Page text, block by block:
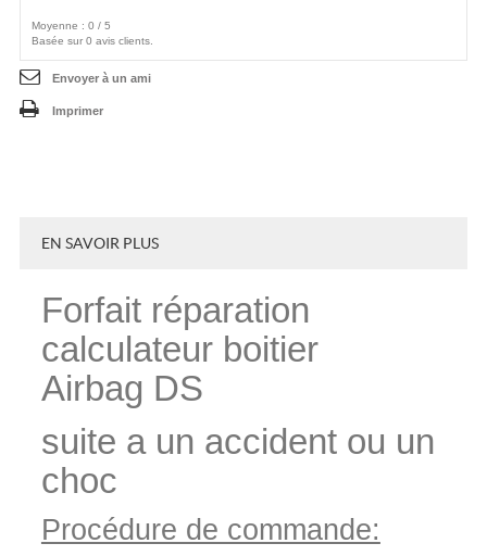
Moyenne : 0 / 5
Basée sur 0 avis clients.
Envoyer à un ami
Imprimer
EN SAVOIR PLUS
Forfait réparation
calculateur boitier
Airbag DS
suite a un accident ou un
choc
Procédure de commande: